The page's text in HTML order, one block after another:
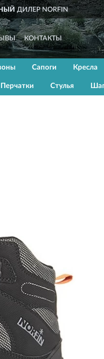
ДИЛЕР NORFIN
КОНТАКТЫ
Сапоги Кресла
Перчатки Стулья